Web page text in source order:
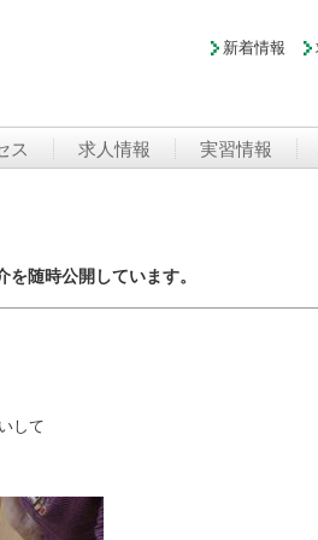
新着情報
ス 求人情報 実習情報
随時公開しています。
して